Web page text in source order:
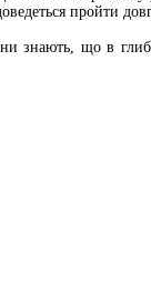
пройти
знають, що в